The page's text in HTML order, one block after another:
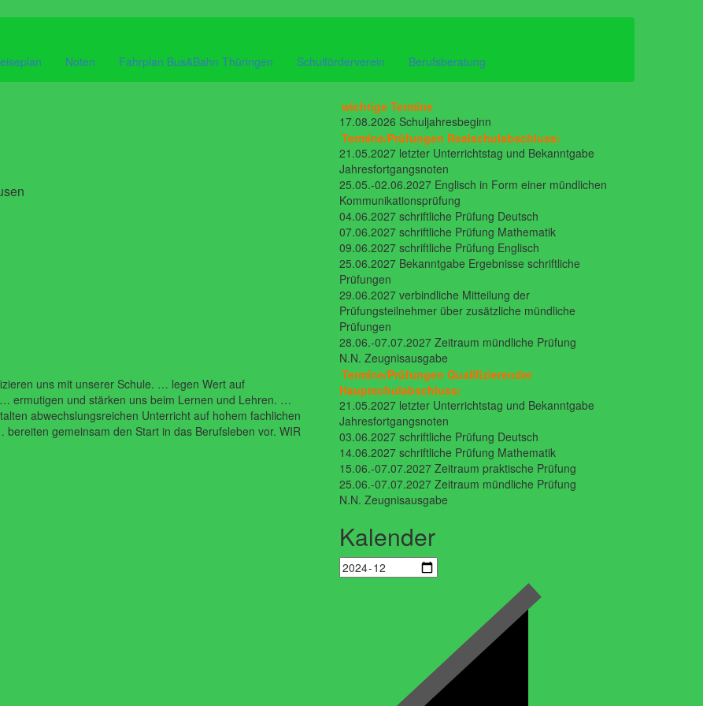
Noten Fahrplan Bus&Bahn Thüringen Schulförderverein Berufsberatung
uns mit unserer Schule. … legen Wert auf
ermutigen und stärken uns beim Lernen und Lehren. …
abwechslungsreichen Unterricht auf hohem fachlichen
gemeinsam den Start in das Berufsleben vor. WIR
wichtige Termine
17.08.2026 Schuljahresbeginn
Termine/Prüfungen Realschulabschluss:
21.05.2027 letzter Unterrichtstag und Bekanntgabe
Jahresfortgangsnoten
25.05.-02.06.2027 Englisch in Form einer mündlichen
Kommunikationsprüfung
04.06.2027 schriftliche Prüfung Deutsch
07.06.2027 schriftliche Prüfung Mathematik
09.06.2027 schriftliche Prüfung Englisch
25.06.2027 Bekanntgabe Ergebnisse schriftliche
Prüfungen
29.06.2027 verbindliche Mitteilung der
Prüfungsteilnehmer über zusätzliche mündliche
Prüfungen
28.06.-07.07.2027 Zeitraum mündliche Prüfung
N.N. Zeugnisausgabe
Termine/Prüfungen Qualifizierender
Hauptschulabschluss:
21.05.2027 letzter Unterrichtstag und Bekanntgabe
Jahresfortgangsnoten
03.06.2027 schriftliche Prüfung Deutsch
14.06.2027 schriftliche Prüfung Mathematik
15.06.-07.07.2027 Zeitraum praktische Prüfung
25.06.-07.07.2027 Zeitraum mündliche Prüfung
N.N. Zeugnisausgabe
Kalender